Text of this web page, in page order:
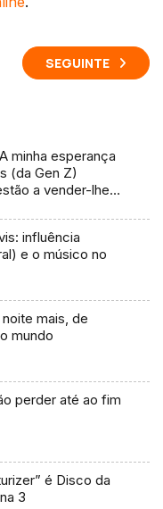
SEGUINTE
minha esperança
(da Gen Z)
a vender-lhes
influência
e o músico no
mais, de
mundo
perder até ao fim
é Disco da
3